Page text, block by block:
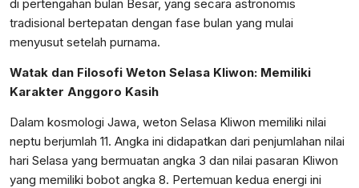
di pertengahan bulan Besar, yang secara astronomis
tradisional bertepatan dengan fase bulan yang mulai
menyusut setelah purnama.
Watak dan Filosofi Weton Selasa Kliwon: Memiliki
Karakter Anggoro Kasih
Dalam kosmologi Jawa, weton Selasa Kliwon memiliki nilai
neptu berjumlah 11. Angka ini didapatkan dari penjumlahan nilai
hari Selasa yang bermuatan angka 3 dan nilai pasaran Kliwon
yang memiliki bobot angka 8. Pertemuan kedua energi ini